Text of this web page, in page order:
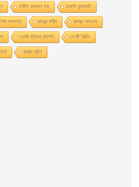
হামীম কামরুল হক হারুকি মুরাকামি
দাশগুপ্ত হুমায়ুন কবীর হুমায়ূন আহমেদ
হেনরি রাইডার হ্যাগার্ড হেনরী ফিল্ডিং
হ্যারল্ড রবিন্স